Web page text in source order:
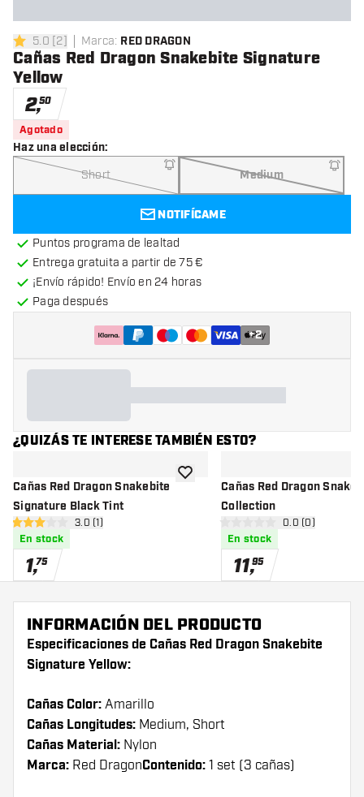
5 estrellas de puntuación
5.0 [2] Marca: RED DRAGON
Cañas Red Dragon Snakebite Signature
Yellow
2,50
Agotado
Haz una elección:
Short Medium
NOTIFÍCAME
Puntos programa de lealtad
Entrega gratuita a partir de 75 €
¡Envío rápido! Envío en 24 horas
Paga después
+2
¿QUIZÁS TE INTERESE TAMBIÉN ESTO?
Cañas Red Dragon Snakebite
Signature Black Tint
abrir panel de reseñas
3 estrellas de puntuación
3.0 (1)
En stock
1,75
añadir a la lista de deseos
Cañas Red Dragon
Collection
abrir panel de
0 estrellas de puntuación
0.0 (0)
En stock
11,95
INFORMACIÓN DEL PRODUCTO
Especificaciones de Cañas Red Dragon Snakebite
Signature Yellow:
Cañas Color: Amarillo
Cañas Longitudes: Medium, Short
Cañas Material: Nylon
Marca: Red DragonContenido: 1 set (3 cañas)